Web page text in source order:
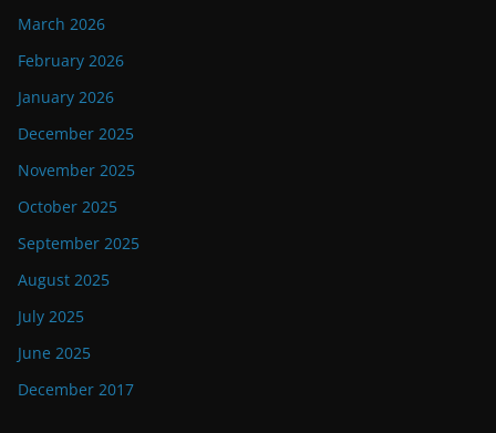
March 2026
February 2026
January 2026
December 2025
November 2025
October 2025
September 2025
August 2025
July 2025
June 2025
December 2017